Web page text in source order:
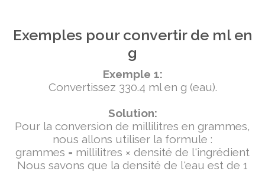
Exemples pour convertir de ml en
g
Exemple 1:
Convertissez 330.4 ml en g (eau).
Solution:
Pour la conversion de millilitres en grammes,
nous allons utiliser la formule :
grammes = millilitres × densité de l'ingrédient
Nous savons que la densité de l'eau est de 1